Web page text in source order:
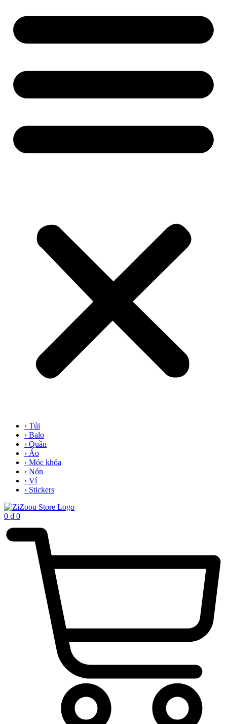
› Túi
› Balo
› Quần
› Áo
› Móc khóa
› Nón
› Ví
› Stickers
0 ₫ 0